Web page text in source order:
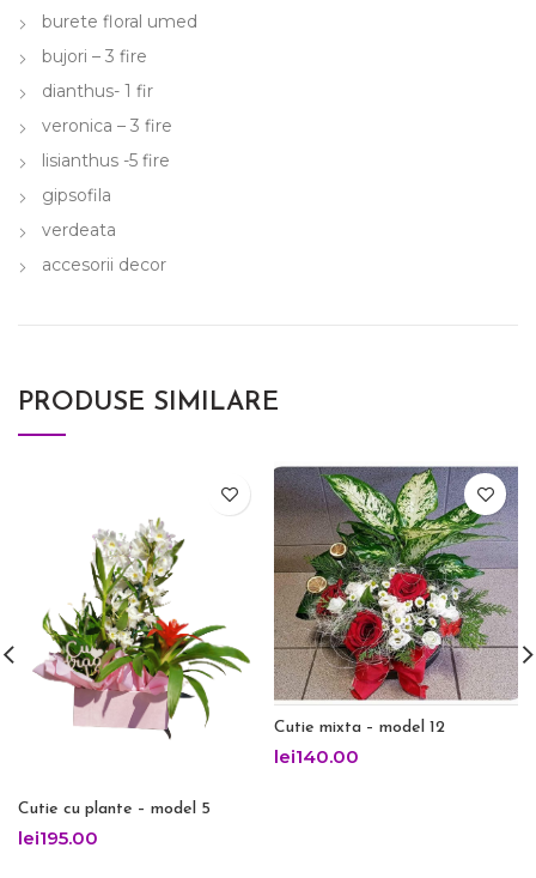
burete floral umed
bujori – 3 fire
dianthus- 1 fir
veronica – 3 fire
lisianthus -5 fire
gipsofila
verdeata
accesorii decor
PRODUSE SIMILARE
Cutie cu plante – model 5
lei195.00
Cutie mixta – model 12
lei140.00